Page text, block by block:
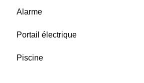
Alarme
Portail électrique
Piscine